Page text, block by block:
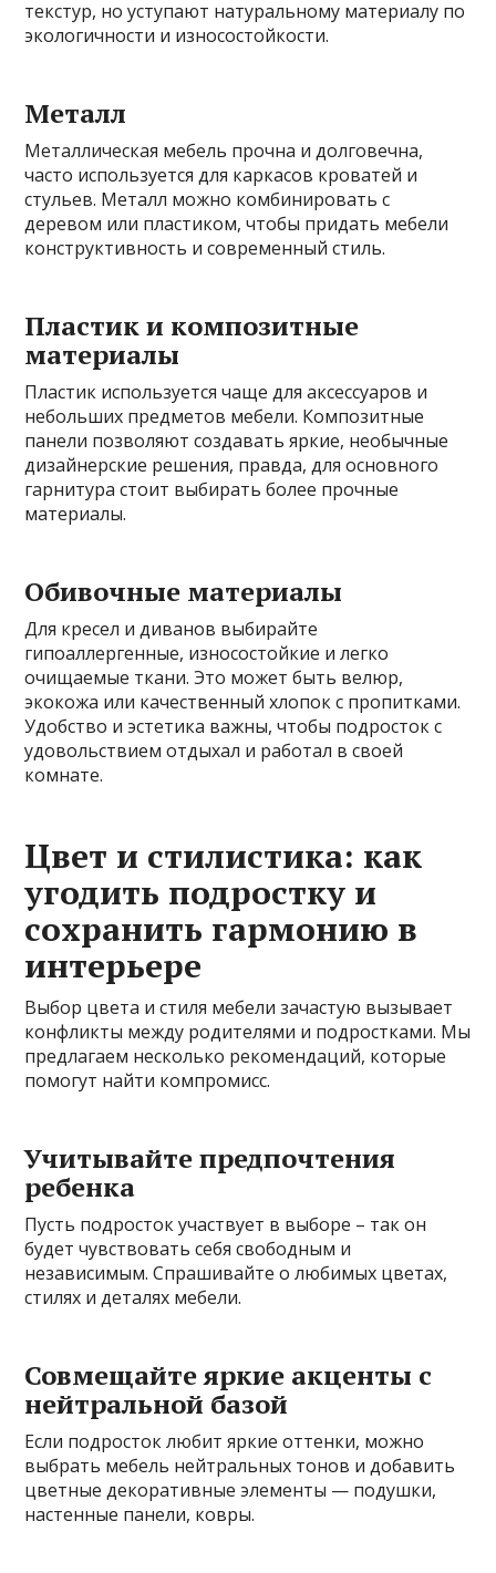
текстур, но уступают натуральному материалу по
экологичности и износостойкости.
Металл
Металлическая мебель прочна и долговечна,
часто используется для каркасов кроватей и
стульев. Металл можно комбинировать с
деревом или пластиком, чтобы придать мебели
конструктивность и современный стиль.
Пластик и композитные
материалы
Пластик используется чаще для аксессуаров и
небольших предметов мебели. Композитные
панели позволяют создавать яркие, необычные
дизайнерские решения, правда, для основного
гарнитура стоит выбирать более прочные
материалы.
Обивочные материалы
Для кресел и диванов выбирайте
гипоаллергенные, износостойкие и легко
очищаемые ткани. Это может быть велюр,
экокожа или качественный хлопок с пропитками.
Удобство и эстетика важны, чтобы подросток с
удовольствием отдыхал и работал в своей
комнате.
Цвет и стилистика: как
угодить подростку и
сохранить гармонию в
интерьере
Выбор цвета и стиля мебели зачастую вызывает
конфликты между родителями и подростками. Мы
предлагаем несколько рекомендаций, которые
помогут найти компромисс.
Учитывайте предпочтения
ребенка
Пусть подросток участвует в выборе – так он
будет чувствовать себя свободным и
независимым. Спрашивайте о любимых цветах,
стилях и деталях мебели.
Совмещайте яркие акценты с
нейтральной базой
Если подросток любит яркие оттенки, можно
выбрать мебель нейтральных тонов и добавить
цветные декоративные элементы — подушки,
настенные панели, ковры.